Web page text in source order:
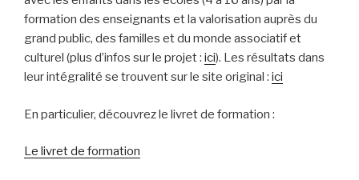
formation des enseignants et la valorisation auprès du
grand public, des familles et du monde associatif et
culturel (plus d’infos sur le projet : ici). Les résultats dans
leur intégralité se trouvent sur le site original : ici
En particulier, découvrez le livret de formation :
Le livret de formation